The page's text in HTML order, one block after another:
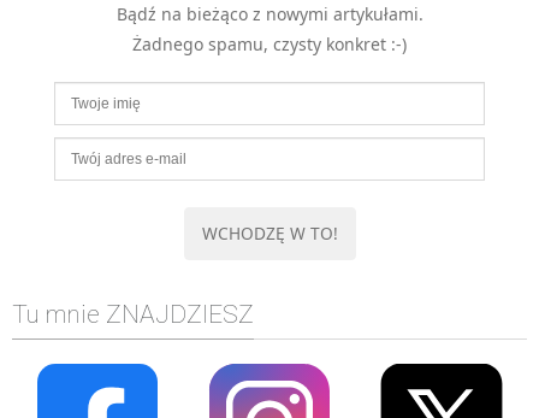
WordPress
MOBILE
Android
KONTROLA WERSJI
SQL
TESTOWANIE
SIECI
WYDARZENIA
Bądź na bieżąco z nowymi artykułami.
Żadnego spamu, czysty konkret :-)
Tu mnie ZNAJDZIESZ